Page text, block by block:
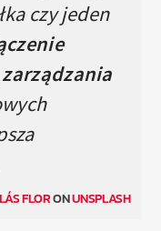
czy jeden
FLORONUNSPLASH